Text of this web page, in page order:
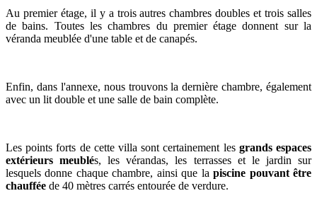
Au premier étage, il y a trois autres chambres doubles et trois salles
de bains. Toutes les chambres du premier étage donnent sur la
véranda meublée d'une table et de canapés.
Enfin, dans l'annexe, nous trouvons la dernière chambre, également
avec un lit double et une salle de bain complète.
Les points forts de cette villa sont certainement les grands espaces
extérieurs meublés, les vérandas, les terrasses et le jardin sur
lesquels donne chaque chambre, ainsi que lapiscine pouvant être
chauffée de 40 mètres carrés entourée de verdure.